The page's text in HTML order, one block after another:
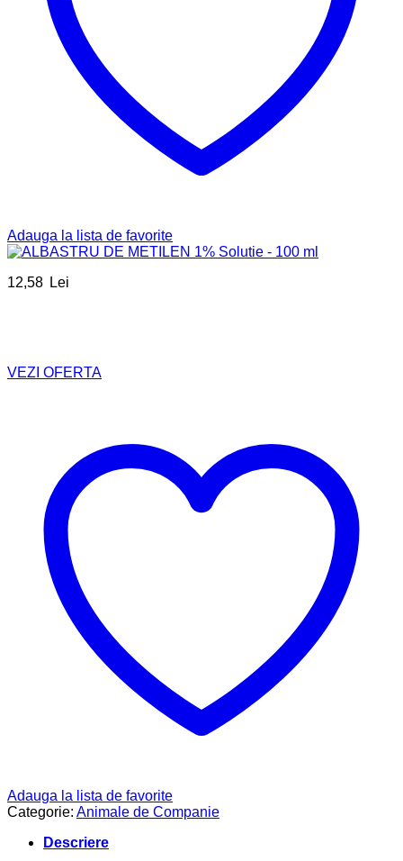
Adauga la lista de favorite
12,58 Lei
VEZI OFERTA
Adauga la lista de favorite
Categorie: Animale de Companie
Descriere